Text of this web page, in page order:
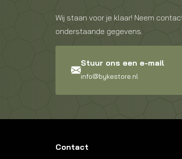
Wij staan voor je klaar! Neem
onderstaande gegevens.
Stuur ons een e-mail
info@bykestore.nl
Contact